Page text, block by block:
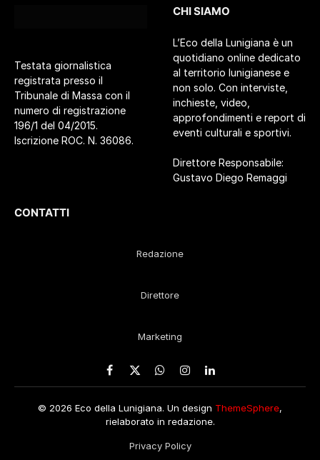
Testata giornalistica
registrata presso il
Tribunale di Massa con il
numero di registrazione
196/1 del 04/2015.
Iscrizione ROC. N. 36086.
CHI SIAMO
L’Eco della Lunigiana è un
quotidiano online dedicato
al territorio lunigianese e
non solo. Con interviste,
inchieste, video,
approfondimenti e report di
eventi culturali e sportivi.
Direttore Responsabile:
Gustavo Diego Remaggi
CONTATTI
Redazione
Direttore
Marketing
Facebook
X
WhatsApp
Instagram
LinkedIn
© 2026 Eco della Lunigiana. Un design ThemeSphere,
rielaborato in redazione.
Privacy Policy